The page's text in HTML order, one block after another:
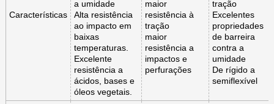
Características
a umidade
Alta resistência
ao impacto em
baixas
temperaturas.
Excelente
resistência a
ácidos, bases e
óleos vegetais.
maior
resistência à
tração
maior
resistência a
impactos e
perfurações
tração
Excelentes
propriedades
de barreira
contra a
umidade
De rígido a
semiflexível